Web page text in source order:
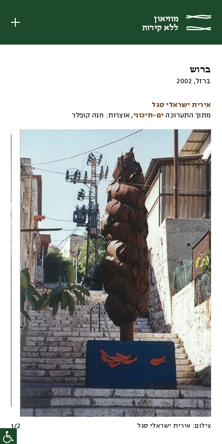
מוזיאון
ללא קירות
מוזיאון
ללא קירות
ברוש
ברזל,
2002
אירית ישראלי סגל
מתוך התערוכה ים-תיכוני, אוצרות: חנה קופלר
צילום: אירית ישראלי סגל 1/2